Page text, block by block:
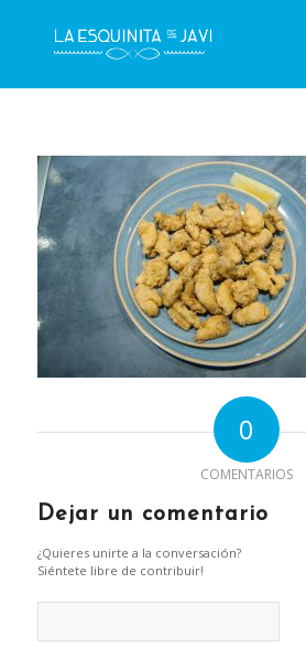
0
COMENTARIOS
Dejar un comentario
¿Quieres unirte a la conversación?
Siéntete libre de contribuir!